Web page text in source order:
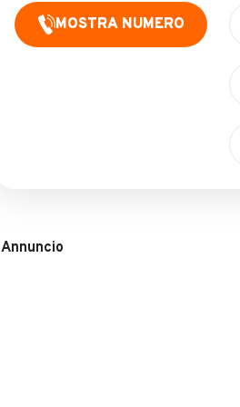
MOSTRA NUMERO
Annuncio